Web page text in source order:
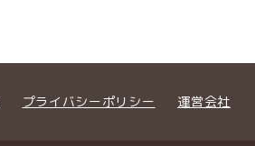
プライバシーポリシー 運営会社